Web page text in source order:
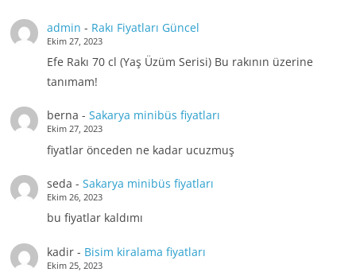
admin - Rakı Fiyatları Güncel
Ekim 27, 2023
Efe Rakı 70 cl (Yaş Üzüm Serisi) Bu rakının üzerine
tanımam!
berna - Sakarya minibüs fiyatları
Ekim 27, 2023
fiyatlar önceden ne kadar ucuzmuş
seda - Sakarya minibüs fiyatları
Ekim 26, 2023
bu fiyatlar kaldımı
kadir- Bisim kiralama fiyatları
Ekim 25, 2023